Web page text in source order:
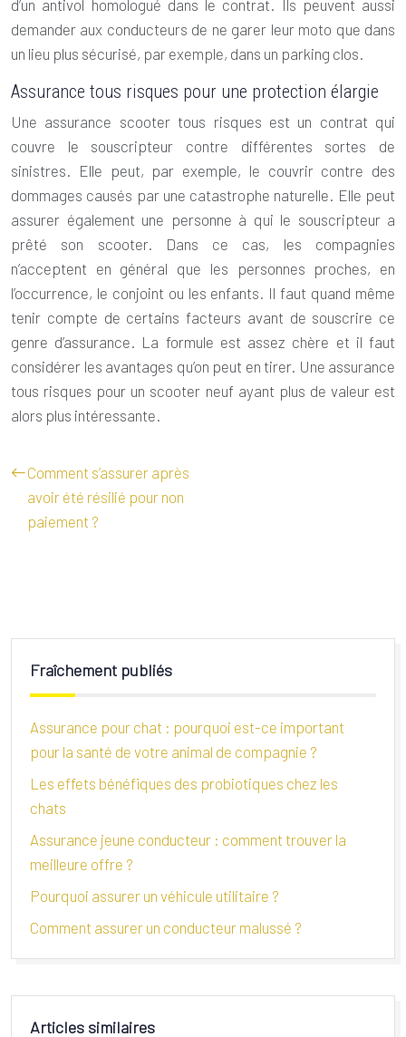
d’un antivol homologué dans le contrat. Ils peuvent aussi
demander aux conducteurs de ne garer leur moto que dans
un lieu plus sécurisé, par exemple, dans un parking clos.
Assurance tous risques pour une protection élargie
Une assurance scootertous risques est un contrat qui
couvre le souscripteur contre différentes sortes de
sinistres. Elle peut, par exemple, le couvrir contre des
dommages causés par une catastrophe naturelle. Elle peut
assurer également une personne à qui le souscripteur a
prêté son scooter. Dans ce cas, les compagnies
n’acceptent en général que les personnes proches, en
l’occurrence, le conjoint ou les enfants. Il faut quand même
tenir compte de certains facteurs avant de souscrire ce
genre d’assurance. La formule est assez chère et il faut
considérer les avantages qu’on peut en tirer. Une assurance
tous risques pour un scooter neuf ayant plus de valeur est
alors plus intéressante.
Comment s’assurer après
avoir été résilié pour non
paiement ?
Fraîchement publiés
Assurance pour chat : pourquoi est-ce important
pour la santé de votre animal de compagnie ?
Les effets bénéfiques des probiotiques chez les
chats
Assurance jeune conducteur : comment trouver la
meilleure offre ?
Pourquoi assurer un véhicule utilitaire ?
Comment assurer un conducteur malussé ?
Articles similaires